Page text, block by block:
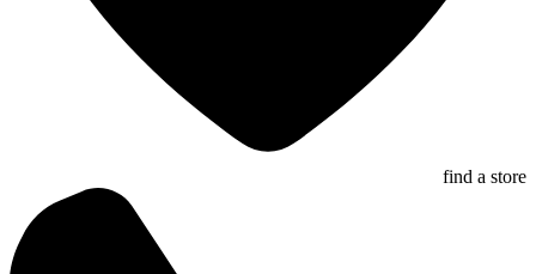
find a store